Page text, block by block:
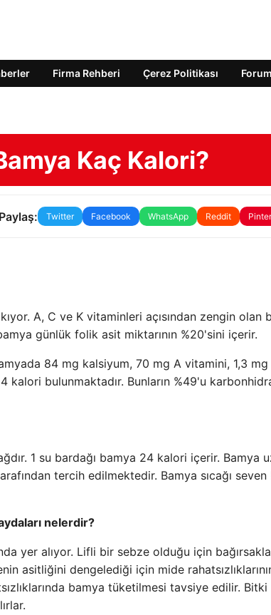
Firma Rehberi Çerez Politikası Forum
Kaç Kalori?
Paylaş: Twitter Facebook WhatsApp Reddit
A, C ve K vitaminleri açısından zengin olan
günlük folik asit miktarının %20'sini içerir.
84 mg kalsiyum, 70 mg A vitamini, 1,3
bulunmaktadır. Bunların %49'u
1 su bardağı bamya 24 kalori içerir. Bamya
tercih edilmektedir. Bamya sıcağı seven
nelerdir?
yer alıyor. Lifli bir sebze olduğu için
asitliğini dengelediği için mide
bamya tüketilmesi tavsiye edilir. Bitki